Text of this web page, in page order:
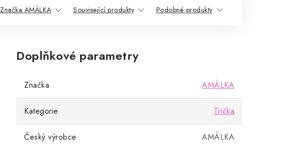
Značka AMÁLKA Související produkty Podobné produkty
Doplňkové parametry
Značka AMÁLKA
Kategorie Trička
Český výrobce AMÁLKA